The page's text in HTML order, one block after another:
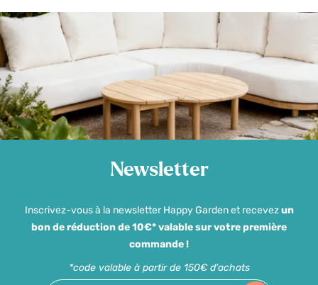
Newsletter
Inscrivez-vous à la newsletter Happy Garden et recevezun
bon de réduction de 10€* valable sur votre première
commande !
*code valable à partir de 150€ d'achats